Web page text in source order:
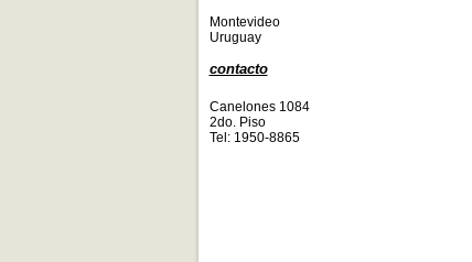
Montevideo
Uruguay
contacto
Canelones 1084
2do. Piso
Tel: 1950-8865